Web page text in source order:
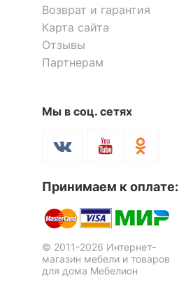
Возврат и гарантия
Карта сайта
Отзывы
Партнерам
Мы в соц. сетях
Принимаем к оплате:
© 2011-2026 Интернет-
магазин мебели и товаров
для дома Мебелион